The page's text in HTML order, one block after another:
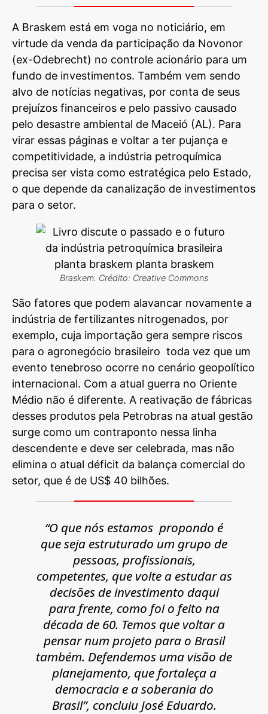
A Braskem está em voga no noticiário, em
virtude da venda da participação da Novonor
(ex-Odebrecht) no controle acionário para um
fundo de investimentos. Também vem sendo
alvo de notícias negativas, por conta de seus
prejuízos financeiros e pelo passivo causado
pelo desastre ambiental de Maceió (AL). Para
virar essas páginas e voltar a ter pujança e
competitividade, a indústria petroquímica
precisa ser vista como estratégica pelo Estado,
o que depende da canalização de investimentos
para o setor.
Braskem. Crédito: Creative Commons
São fatores que podem alavancar novamente a
indústria de fertilizantes nitrogenados, por
exemplo, cuja importação gera sempre riscos
para o agronegócio brasileiro toda vez que um
evento tenebroso ocorre no cenário geopolítico
internacional. Com a atual guerra no Oriente
Médio não é diferente. A reativação de fábricas
desses produtos pela Petrobras na atual gestão
surge como um contraponto nessa linha
descendente e deve ser celebrada, mas não
elimina o atual déficit da balança comercial do
setor, que é de US$ 40 bilhões.
“O que nós estamos propondo é
que seja estruturado um grupo de
pessoas, profissionais,
competentes, que volte a estudar as
decisões de investimento daqui
para frente, como foi o feito na
década de 60. Temos que voltar a
pensar num projeto para o Brasil
também. Defendemos uma visão de
planejamento, que fortaleça a
democracia e a soberania do
Brasil”, concluiu José Eduardo.